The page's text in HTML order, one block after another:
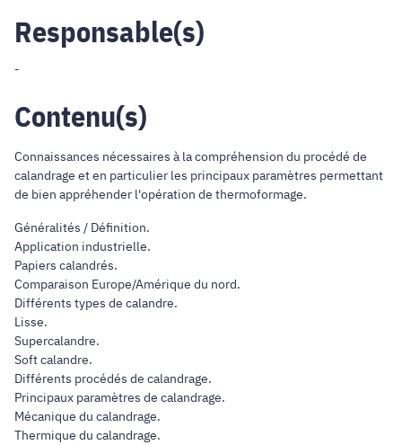
Responsable(s)
-
Contenu(s)
Connaissances nécessaires à la compréhension du procédé de
calandrage et en particulier les principaux paramètres permettant
de bien appréhender l'opération de thermoformage.
Généralités / Définition.
Application industrielle.
Papiers calandrés.
Comparaison Europe/Amérique du nord.
Différents types de calandre.
Lisse.
Supercalandre.
Soft calandre.
Différents procédés de calandrage.
Principaux paramètres de calandrage.
Mécanique du calandrage.
Thermique du calandrage.